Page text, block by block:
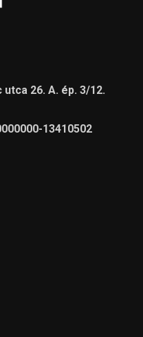
26. A. ép. 3/12.
13410502